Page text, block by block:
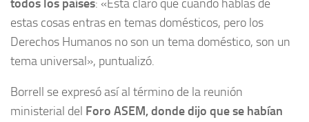
: «Está claro que cuando hablas de
estas cosas entras en temas domésticos, pero los
Derechos Humanos no son un tema doméstico, son un
tema universal», puntualizó.
Borrell se expresó así al término de la reunión
ministerial del Foro ASEM, donde dijo que se habían